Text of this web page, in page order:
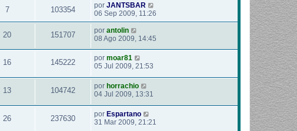
7 103354 por JANTSBAR
06 Sep 2009, 11:26
20 151707 por antolin
08 Ago 2009, 14:45
16 145222 por moar81
05 Jul 2009, 21:53
13 104742 por horrachio
04 Jul 2009, 13:31
26 237630 por Espartano
31 Mar 2009, 21:21